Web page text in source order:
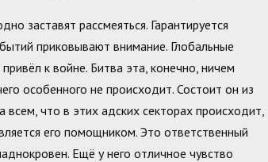
заставят рассмеяться. Гарантируется
приковывают внимание. Глобальные
к войне. Битва эта, конечно, ничем
особенного не происходит. Состоит он из
что в этих адских секторах происходит,
его помощником. Это ответственный
Ещё у него отличное чувство